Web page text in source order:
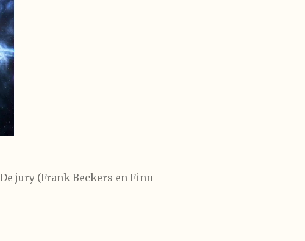
jury (Frank Beckers en Finn